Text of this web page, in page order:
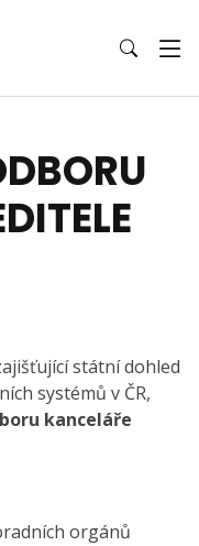
státní dohled
systémů v ČR,
kanceláře
orgánů